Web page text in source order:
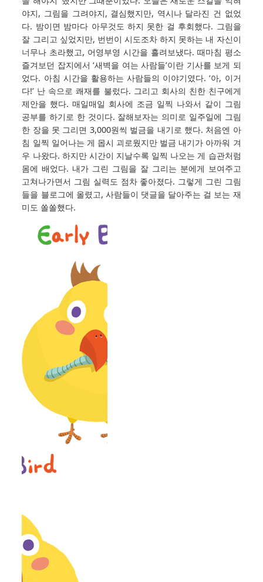
야지, 그림을 그려야지, 결심했지만, 역시나 달라진 건 없었
다. 밤이면 밤마다 아무것도 하지 못한 걸 후회했다. 그림을
잘 그리고 싶었지만, 번번이 시도조차 하지 못하는 내 자신이
너무나 초라했고, 어영부영 시간을 흘려보냈다. 때마침 평소
즐겨보던 잡지에서 ‘새벽을 여는 사람들’이란 기사를 보게 되
었다. 아침 시간을 활용하는 사람들의 이야기였다. ‘아, 이거
다!’ 난 속으로 쾌재를 불렀다. 그리고 회사의 친한 친구에게
제안을 했다. 매일매일 회사에 조금 일찍 나와서 같이 그림
공부를 하기로 한 것이다. 잘해보자는 의미로 일주일에 그림
한 장을 못 그리면 3,000원씩 벌금을 내기로 했다. 처음엔 아
침 일찍 일어나는 게 몹시 괴로웠지만 벌금 내기가 아까워 겨
우 나왔다. 하지만 시간이 지날수록 일찍 나오는 게 습관처럼
몸에 배었다. 내가 그린 그림을 잘 그리는 분에게 보여주고
고쳐나가면서 그림 실력도 점차 좋아졌다. 그렇게 그린 그림
들을 블로그에 올렸고, 사람들이 댓글을 달아주는 걸 보는 재
미도 쏠쏠했다.